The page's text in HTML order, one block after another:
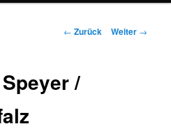
Beitrags-
← Zurück Weiter →
/